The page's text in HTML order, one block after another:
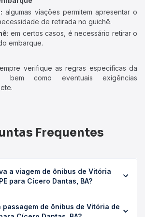
algumas viações permitem apresentar o
de retirada no guichê.
em certos casos, é necessário retirar o
embarque.
verifique as regras específicas da
bem como eventuais exigências
Frequentes
a viagem de ônibus de Vitória
para Cícero Dantas, BA?
leva em média 10h 35min, podendo
passagem de ônibus de Vitória de